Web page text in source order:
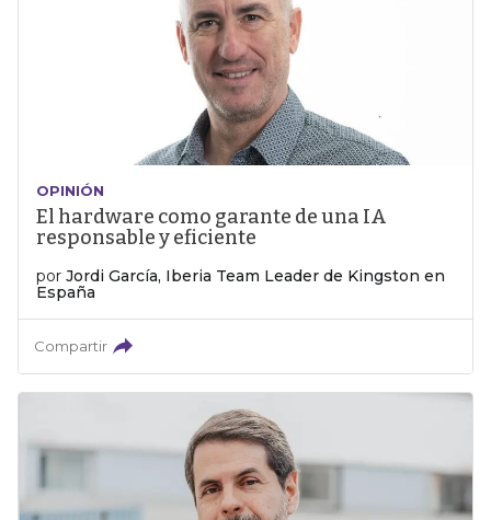
OPINIÓN
El hardware como garante de una IA
responsable y eficiente
por Jordi García, Iberia Team Leader de Kingston en
España
Compartir